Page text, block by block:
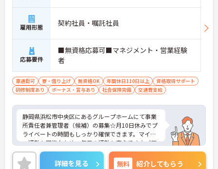
雇用形態 契約社員・嘱託社員
応募要件
■無資格応募可■マネジメント・営業経験
者
車通勤可 寮・借り上げ 無資格OK 年間休日110日以上
資格取得サポート
研修制度あり
ボーナス・賞与あり 社会保険完備 交通費支給
静岡県浜松市中央区にあるグループホームにて事業
所責任者兼管理者（候補）の募集☆月10日休みでプ
ライベートの時間もしっかり確保できます。マイカ
ー通勤も可能なため、毎日の通勤も安心です♪ご興
味のある方には、面接対策ポイントなど、さらに詳
細をご案内しますのでお気軽にご相談ください！
詳細を見る 無料 紹介してもらう